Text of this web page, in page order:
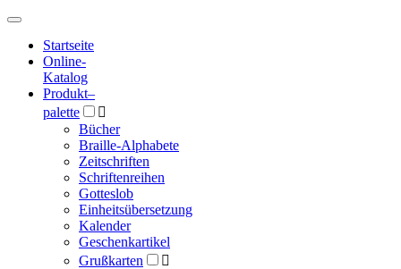
Hauptmenü
Hauptmenü
Startseite
Online-
Katalog
Produkt–
palette

Bücher
Braille-Alphabete
Zeitschriften
Schriftenreihen
Gotteslob
Einheitsübersetzung
Kalender
Geschenkartikel
Grußkarten
